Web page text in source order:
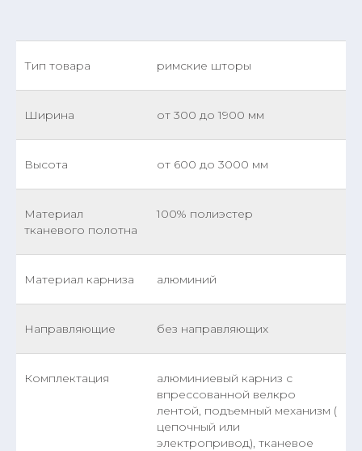
Тип товара римские шторы
Ширина от 300 до 1900 мм
Высота от 600 до 3000 мм
Материал
тканевого полотна
100% полиэстер
Материал карниза алюминий
Направляющие без направляющих
Комплектация
алюминиевый карниз с
впрессованной велкро
лентой, подъемный механизм (
цепочный или
электропривод), тканевое